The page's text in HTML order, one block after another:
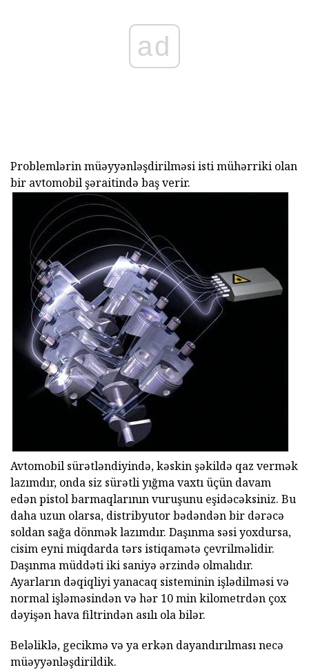
ad
Problemlərin müəyyənləşdirilməsi isti mühərriki olan
bir avtomobil şəraitində baş verir.
Avtomobil sürətləndiyində, kəskin şəkildə qaz vermək
lazımdır, onda siz sürətli yığma vaxtı üçün davam
edən pistol barmaqlarının vuruşunu eşidəcəksiniz. Bu
daha uzun olarsa, distribyutor bədəndən bir dərəcə
soldan sağa dönmək lazımdır. Daşınma səsi yoxdursa,
cisim eyni miqdarda tərs istiqamətə çevrilməlidir.
Daşınma müddəti iki saniyə ərzində olmalıdır.
Ayarların dəqiqliyi yanacaq sisteminin işlədilməsi və
normal işləməsindən və hər 10 min kilometrdən çox
dəyişən hava filtrindən asılı ola bilər.
Beləliklə, gecikmə və ya erkən dayandırılması necə
müəyyənləşdirildik.